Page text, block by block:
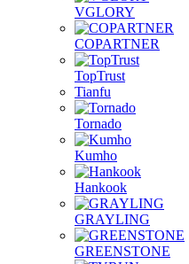
VGLORY
COPARTNER
TopTrust
Tianfu
Tornado
Kumho
Hankook
GRAYLING
GREENSTONE